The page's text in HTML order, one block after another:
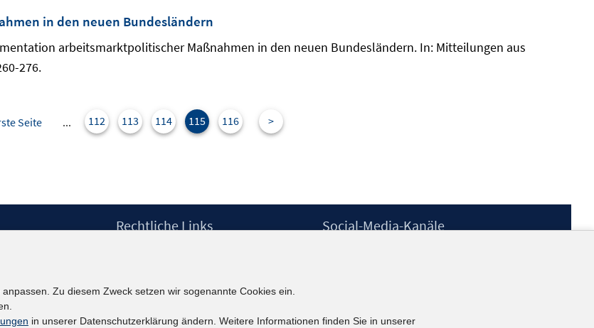
in den neuen Bundesländern
arbeitsmarktpolitischer Maßnahmen in den neuen Bundesländern. In: Mitteilungen aus
276.
Seite ... 112 113 114 115 116 >
Rechtliche Links
Erklärung zur Barrierefreiheit
Social-Media-Kanäle
kununu
Zu diesem Zweck setzen wir sogenannte Cookies ein.
in unserer Datenschutzerklärung ändern. Weitere Informationen finden Sie in unserer